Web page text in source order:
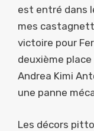
est entré dans
mes
victoire pour
deuxième
Andrea Kimi
une panne
Les décors